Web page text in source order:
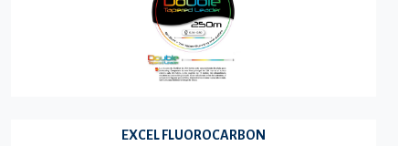
EXCEL FLUOROCARBON